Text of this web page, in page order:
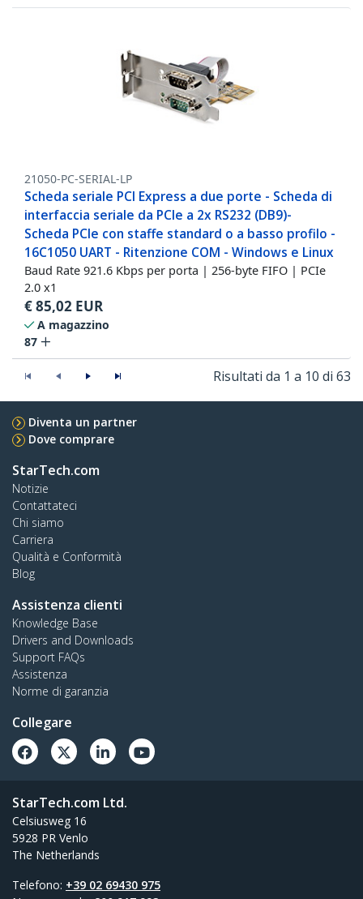
21050-PC-SERIAL-LP
Scheda seriale PCI Express a due porte - Scheda di
interfaccia seriale da PCIe a 2x RS232 (DB9)-
Scheda PCIe con staffe standard o a basso profilo -
16C1050 UART - Ritenzione COM - Windows e Linux
Baud Rate 921.6 Kbps per porta | 256-byte FIFO | PCIe
2.0 x1
€85,02 EUR
A magazzino
87
Risultati da 1 a 10 di 63
Diventa un partner
Dove comprare
StarTech.com
Notizie
Contattateci
Chi siamo
Carriera
Qualità e Conformità
Blog
Assistenza clienti
Knowledge Base
Drivers and Downloads
Support FAQs
Assistenza
Norme di garanzia
Collegare
StarTech.com Ltd.
Celsiusweg 16
5928 PR Venlo
The Netherlands
Telefono: +39 02 69430 975